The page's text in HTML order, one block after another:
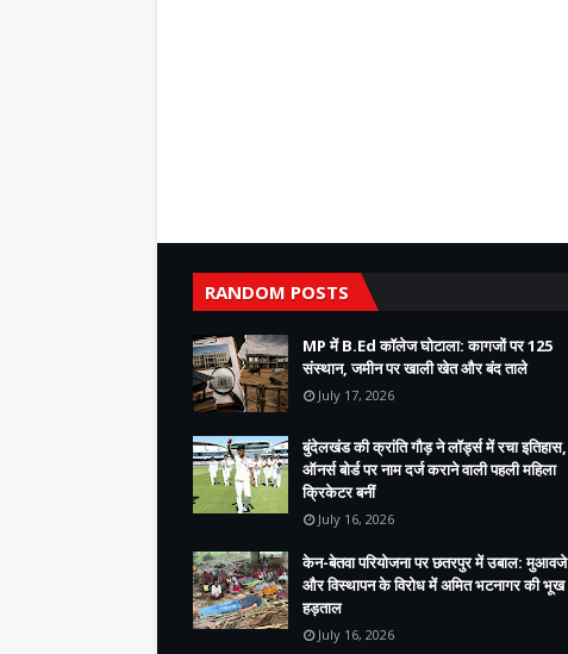
RANDOM POSTS
MP में B.Ed कॉलेज घोटाला: कागजों पर 125
संस्थान, जमीन पर खाली खेत और बंद ताले
July 17, 2026
बुंदेलखंड की क्रांति गौड़ ने लॉर्ड्स में रचा इतिहास,
ऑनर्स बोर्ड पर नाम दर्ज कराने वाली पहली महिला
क्रिकेटर बनीं
July 16, 2026
केन-बेतवा परियोजना पर छतरपुर में उबाल: मुआवजे
और विस्थापन के विरोध में अमित भटनागर की भूख
हड़ताल
July 16, 2026